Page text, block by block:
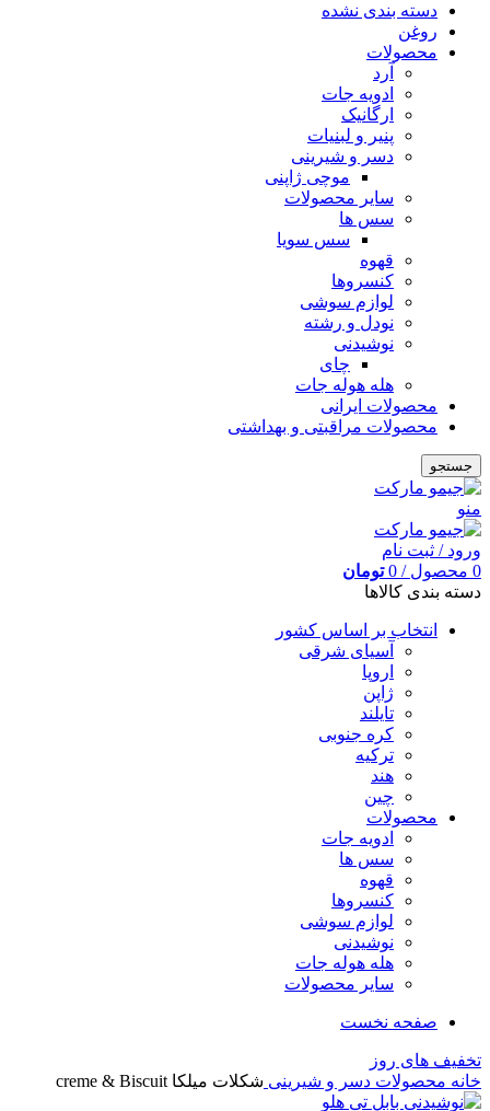
دسته بندی نشده
روغن
محصولات
آرد
ادویه جات
ارگانیک
پنیر و لبنیات
دسر و شیرینی
موچی ژاپنی
سایر محصولات
سس ها
سس سویا
قهوه
کنسروها
لوازم سوشی
نودل و رشته
نوشیدنی
چای
هله هوله جات
محصولات ایرانی
محصولات مراقبتی و بهداشتی
جستجو
منو
ورود / ثبت نام
0 محصول /
0 تومان
دسته بندی کالاها
انتخاب بر اساس کشور
آسیای شرقی
اروپا
ژاپن
تایلند
کره جنوبی
ترکیه
هند
چین
محصولات
ادویه جات
سس ها
قهوه
کنسروها
لوازم سوشی
نوشیدنی
هله هوله جات
سایر محصولات
صفحه نخست
تخفیف های روز
خانه محصولات دسر و شیرینی شکلات میلکا creme & Biscuit